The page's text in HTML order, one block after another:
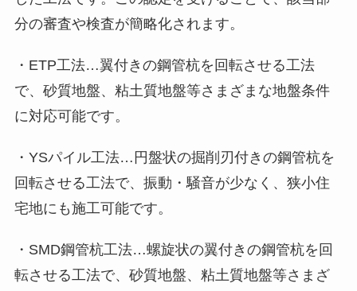
分の審査や検査が簡略化されます。
・ETP工法…翼付きの鋼管杭を回転させる工法
で、砂質地盤、粘土質地盤等さまざまな地盤条件
に対応可能です。
・YSパイル工法…円盤状の掘削刃付きの鋼管杭を
回転させる工法で、振動・騒音が少なく、狭小住
宅地にも施工可能です。
・SMD鋼管杭工法…螺旋状の翼付きの鋼管杭を回
転させる工法で、砂質地盤、粘土質地盤等さまざ